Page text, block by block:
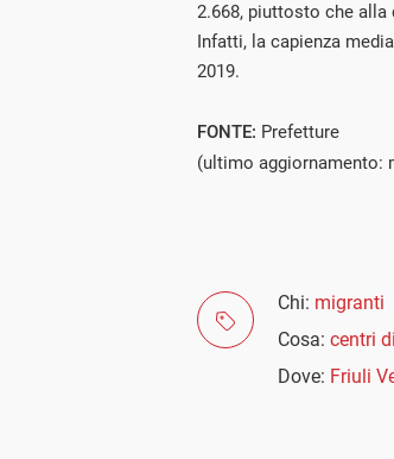
2.668, piuttosto che
Infatti, la capienza
2019.
FONTE: Prefetture
(ultimo aggiornamento:
Chi: migranti
Cosa: centri
Dove: Friuli